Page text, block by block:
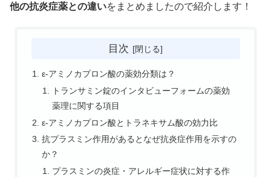
他の抗炎症薬との違いをまとめましたので紹介します！
目次
ε-アミノカプロン酸の薬効分類は？
トランサミン錠のインタビューフォームの薬効
薬理に関する項目
ε-アミノカプロン酸とトラネキサム酸の効力比
抗プラスミン作用があるとなぜ抗炎症作用を示すの
か？
プラスミンの炎症・アレルギー症状に対する作